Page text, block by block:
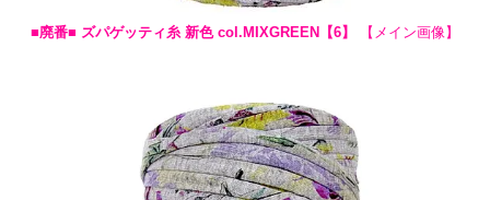
■廃番■ ズパゲッティ糸 新色 col.MIXGREEN【6】 【メイン画像】